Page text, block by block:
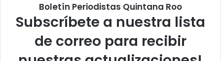
Boletín Periodistas Quintana Roo
Subscríbete a nuestra lista
de correo para recibir